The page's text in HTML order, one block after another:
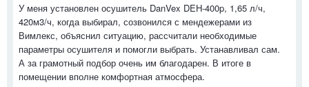
У меня установлен осушитель DanVex DEH-400p, 1,65 л/ч,
420м3/ч, когда выбирал, созвонился с мендежерами из
Вимлекс, объяснил ситуацию, рассчитали необходимые
параметры осушителя и помогли выбрать. Устанавливал сам.
А за грамотный подбор очень им благодарен. В итоге в
помещении вполне комфортная атмосфера.